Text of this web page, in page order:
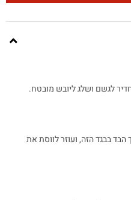
לגשם ושלג ליובש מובטח.
הבד בבגד הזה, ועוזר לווסת את